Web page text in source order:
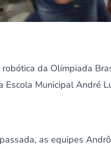
da Olímpiada
Escola Municipal André
as equipes